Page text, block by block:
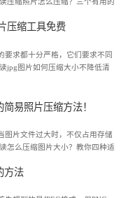
压缩工具免费
要求都十分严格，它们要求不同
jpg图片如何压缩大小不降低清
易照片压缩方法！
图片文件过大时，不仅占用存储
怎么压缩图片大小？教你四种适
方法